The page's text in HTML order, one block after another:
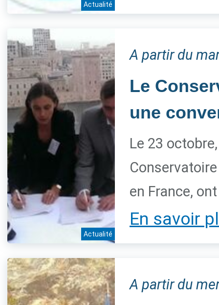
Actualité
Actualité
A partir du
Le
une
Le 23
en France,
En savoir
A partir du